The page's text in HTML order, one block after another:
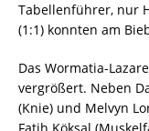
Tabellenführer, nur
(1:1) konnten am
Das Wormatia-
vergrößert. Neben
(Knie) und Melvyn